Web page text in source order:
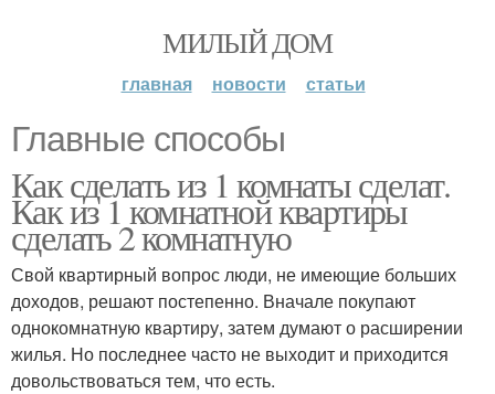
МИЛЫЙ ДОМ
главная новости статьи
Главные способы
Как сделать из 1 комнаты сделат.
Как из 1 комнатной квартиры
сделать 2 комнатную
Свой квартирный вопрос люди, не имеющие больших
доходов, решают постепенно. Вначале покупают
однокомнатную квартиру, затем думают о расширении
жилья. Но последнее часто не выходит и приходится
довольствоваться тем, что есть.